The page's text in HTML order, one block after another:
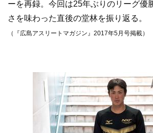
ーを再録。今回は25年ぶりのリーグ優
さを味わった直後の堂林を振り返る。
（『広島アスリートマガジン』2017年5月号掲載）